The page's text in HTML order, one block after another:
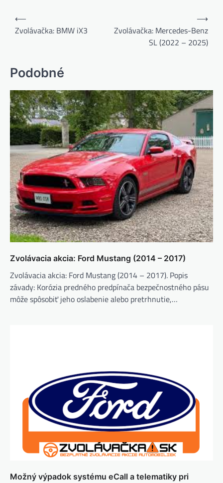
Navigácia
⟵
Zvolávačka: BMW iX3
Zvolávačka: Mercedes-Benz
SL (2022 – 2025)
⟶
Podobné
Zvolávacia akcia: Ford Mustang (2014 – 2017)
Zvolávacia akcia: Ford Mustang (2014 – 2017). Popis
závady: Korózia predného predpínača bezpečnostného pásu
môže spôsobiť jeho oslabenie alebo pretrhnutie,…
Možný výpadok systému eCall a telematiky pri